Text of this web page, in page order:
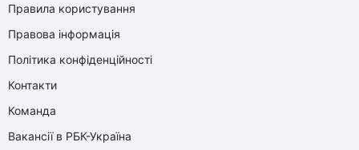
Правила користування
Правова інформація
Політика конфіденційності
Контакти
Команда
Вакансії в РБК-Україна